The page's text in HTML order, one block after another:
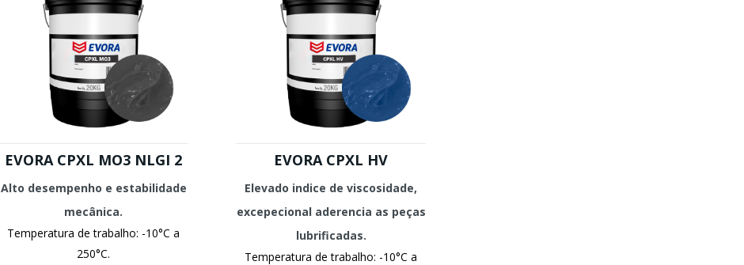
EVORA CPXL MO3 NLGI 2
Alto desempenho e estabilidade
mecânica.
Temperatura de trabalho: -10°C a
250°C.
EVORA CPXL HV
Elevado indice de viscosidade,
excepecional aderencia as peças
lubrificadas.
Temperatura de trabalho: -10°C a